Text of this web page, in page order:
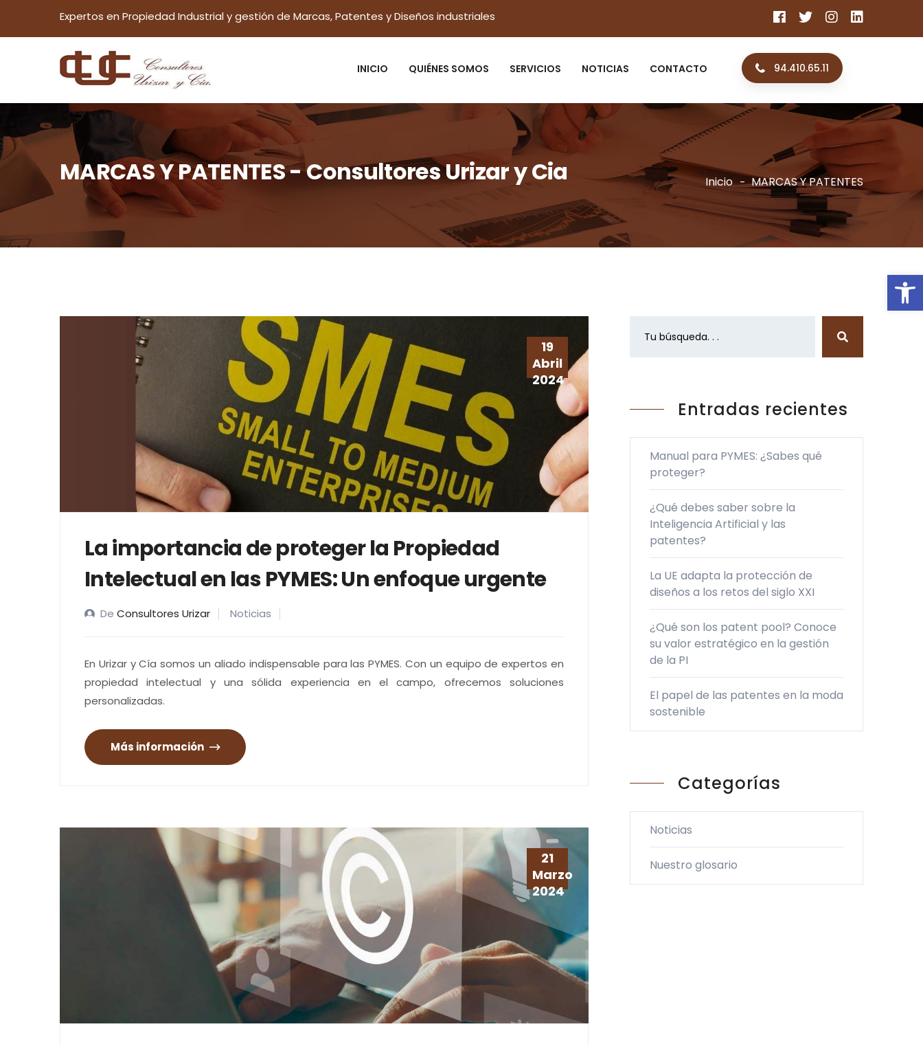
Expertos en Propiedad Industrial y gestión de Marcas, Patentes y Diseños industriales
INICIO QUIÉNES SOMOS SERVICIOS NOTICIAS CONTACTO 94.410.65.11
MARCAS Y PATENTES - Consultores Urizar y Cia Inicio MARCAS Y PATENTES
19
Abril
2024
La importancia de proteger la Propiedad
Intelectual en las PYMES: Un enfoque urgente
De Consultores Urizar Noticias
En Urizar y Cía somos un aliado indispensable para las PYMES. Con un equipo de expertos en
propiedad intelectual y una sólida experiencia en el campo, ofrecemos soluciones
personalizadas.
Más información
21
Marzo
2024
Entradas recientes
Manual para PYMES: ¿Sabes qué
proteger?
¿Qué debes saber sobre la
Inteligencia Artificial y las
patentes?
La UE adapta la protección de
diseños a los retos del siglo XXI
¿Qué son los patent pool? Conoce
su valor estratégico en la gestión
de la PI
El papel de las patentes en la moda
sostenible
Categorías
Noticias
Nuestro glosario